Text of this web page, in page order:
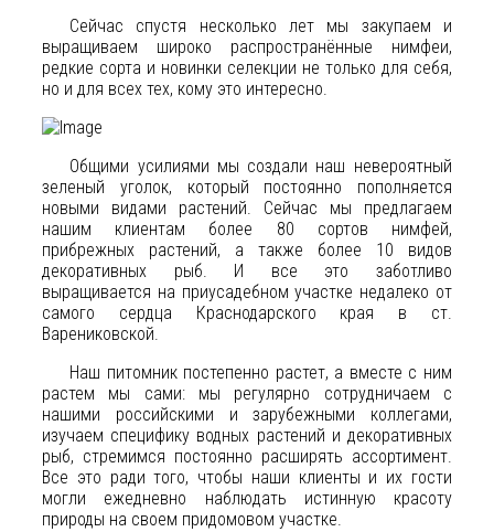
Сейчас спустя несколько лет мы закупаем и
выращиваем широко распространённые нимфеи,
редкие сорта и новинки селекции не только для себя,
но и для всех тех, кому это интересно.
Общими усилиями мы создали наш невероятный
зеленый уголок, который постоянно пополняется
новыми видами растений. Сейчас мы предлагаем
нашим клиентам более 80 сортов нимфей,
прибрежных растений, а также более 10 видов
декоративных рыб. И все это заботливо
выращивается на приусадебном участке недалеко от
самого сердца Краснодарского края в ст.
Варениковской.
Наш питомник постепенно растет, а вместе с ним
растем мы сами: мы регулярно сотрудничаем с
нашими российскими и зарубежными коллегами,
изучаем специфику водных растений и декоративных
рыб, стремимся постоянно расширять ассортимент.
Все это ради того, чтобы наши клиенты и их гости
могли ежедневно наблюдать истинную красоту
природы на своем придомовом участке.